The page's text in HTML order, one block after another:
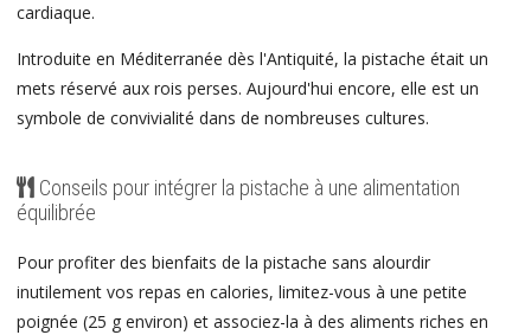
cardiaque.
Introduite en Méditerranée dès l'Antiquité, la pistache était un
mets réservé aux rois perses. Aujourd'hui encore, elle est un
symbole de convivialité dans de nombreuses cultures.
Conseils pour intégrer la pistache à une alimentation
équilibrée
Pour profiter des bienfaits de la pistache sans alourdir
inutilement vos repas en calories, limitez-vous à une petite
poignée (25 g environ) et associez-la à des aliments riches en